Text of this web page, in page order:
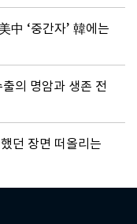
中 ‘중간자’ 韓에는
의 명암과 생존 전
던 장면 떠올리는